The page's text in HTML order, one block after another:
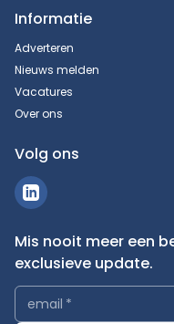
Informatie
Adverteren
Nieuws melden
Vacatures
Over ons
Volg ons
Mis nooit meer een
exclusieve update.
email *